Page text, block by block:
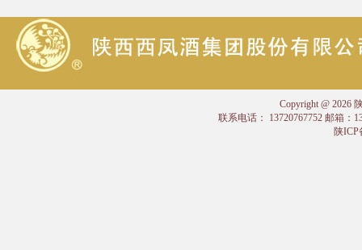
Copyright @ 2026
联系电话： 13720767752 邮箱：
陕ICP